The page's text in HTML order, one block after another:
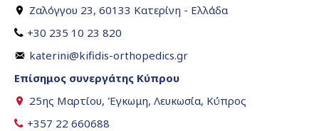
Ζαλόγγου 23, 60133 Κατερίνη - Ελλάδα
+30 235 10 23 820
katerini@kifidis-orthopedics.gr
Επίσημος συνεργάτης Κύπρου
25ης Μαρτίου, Έγκωμη, Λευκωσία, Κύπρος
+357 22 660688